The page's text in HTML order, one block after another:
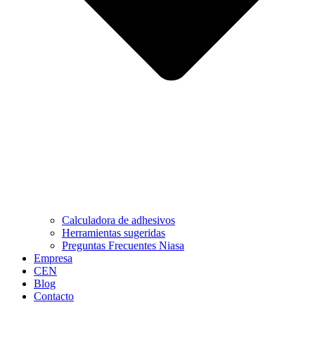
Calculadora de adhesivos
Herramientas sugeridas
Preguntas Frecuentes Niasa
Empresa
CEN
Blog
Contacto